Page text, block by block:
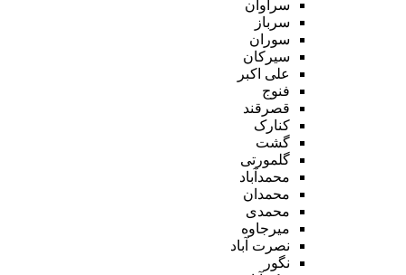
سراوان
سرباز
سوران
سیرکان
علی اکبر
فنوج
قصرقند
کنارک
گشت
گلمورتی
محمدآباد
محمدان
محمدی
میرجاوه
نصرت آباد
نگور